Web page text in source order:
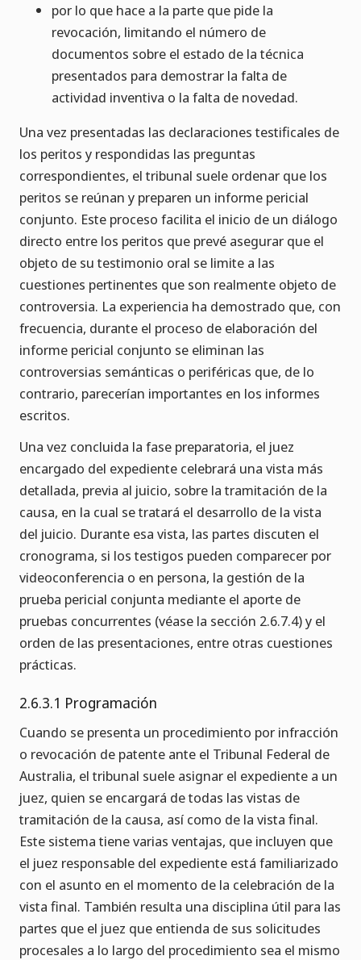
por lo que hace a la parte que pide la
revocación, limitando el número de
documentos sobre el estado de la técnica
presentados para demostrar la falta de
actividad inventiva o la falta de novedad.
Una vez presentadas las declaraciones testificales de
los peritos y respondidas las preguntas
correspondientes, el tribunal suele ordenar que los
peritos se reúnan y preparen un informe pericial
conjunto. Este proceso facilita el inicio de un diálogo
directo entre los peritos que prevé asegurar que el
objeto de su testimonio oral se limite a las
cuestiones pertinentes que son realmente objeto de
controversia. La experiencia ha demostrado que, con
frecuencia, durante el proceso de elaboración del
informe pericial conjunto se eliminan las
controversias semánticas o periféricas que, de lo
contrario, parecerían importantes en los informes
escritos.
Una vez concluida la fase preparatoria, el juez
encargado del expediente celebrará una vista más
detallada, previa al juicio, sobre la tramitación de la
causa, en la cual se tratará el desarrollo de la vista
del juicio. Durante esa vista, las partes discuten el
cronograma, si los testigos pueden comparecer por
videoconferencia o en persona, la gestión de la
prueba pericial conjunta mediante el aporte de
pruebas concurrentes (véase la sección 2.6.7.4) y el
orden de las presentaciones, entre otras cuestiones
prácticas.
2.6.3.1 Programación
Cuando se presenta un procedimiento por infracción
o revocación de patente ante el Tribunal Federal de
Australia, el tribunal suele asignar el expediente a un
juez, quien se encargará de todas las vistas de
tramitación de la causa, así como de la vista final.
Este sistema tiene varias ventajas, que incluyen que
el juez responsable del expediente está familiarizado
con el asunto en el momento de la celebración de la
vista final. También resulta una disciplina útil para las
partes que el juez que entienda de sus solicitudes
procesales a lo largo del procedimiento sea el mismo